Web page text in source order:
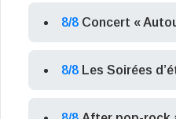
8/8 Concert «
8/8 Les Soirées